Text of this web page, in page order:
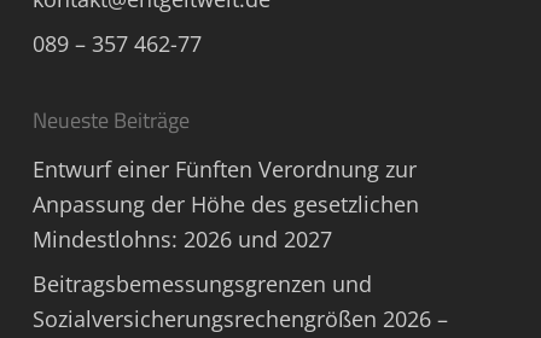
089 – 357 462-77
Neueste Beiträge
Entwurf einer Fünften Verordnung zur
Anpassung der Höhe des gesetzlichen
Mindestlohns: 2026 und 2027
Beitragsbemessungsgrenzen und
Sozialversicherungsrechengrößen 2026 –